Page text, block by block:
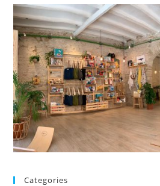
Categories